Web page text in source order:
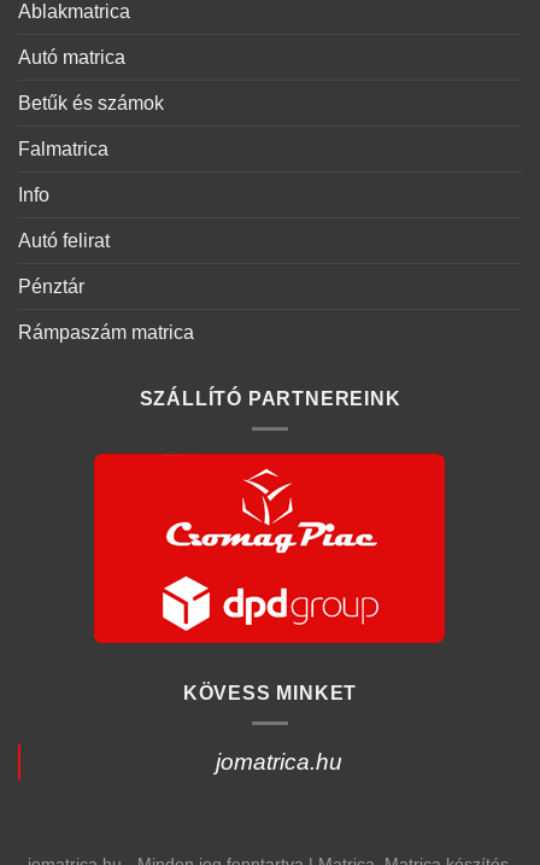
Ablakmatrica
Autó matrica
Betűk és számok
Falmatrica
Info
Autó felirat
Pénztár
Rámpaszám matrica
SZÁLLÍTÓ PARTNEREINK
KÖVESS MINKET
jomatrica.hu